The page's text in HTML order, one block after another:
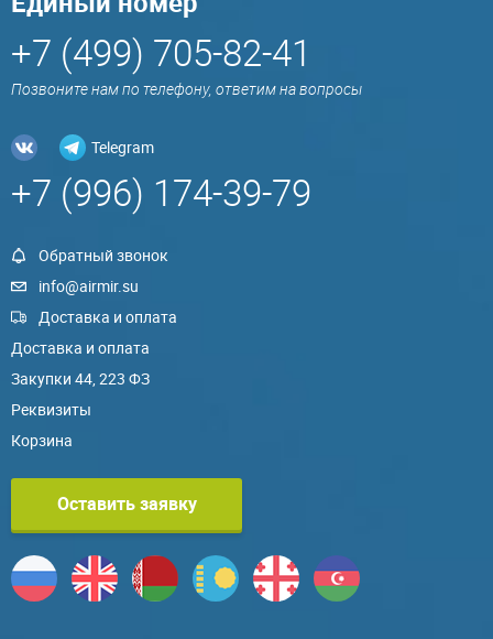
+7 (499) 705-82-41
Позвоните нам по телефону, ответим на вопросы
Telegram
+7 (996) 174-39-79
Обратный звонок
info@airmir.su
Доставка и оплата
Доставка и оплата
Закупки 44, 223 ФЗ
Реквизиты
Корзина
Оставить заявку